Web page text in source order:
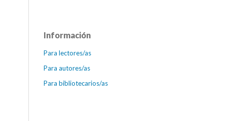
Información
Para lectores/as
Para autores/as
Para bibliotecarios/as